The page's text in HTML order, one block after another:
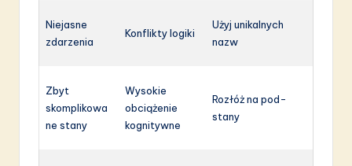
Niejasne
zdarzenia
Konflikty logiki
Użyj unikalnych
nazw
Zbyt
skomplikowa
ne stany
Wysokie
obciążenie
kognitywne
Rozłóż na pod-
stany